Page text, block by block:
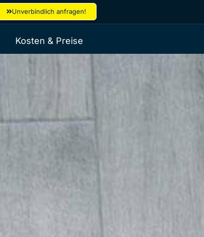
Unverbindlich anfragen!
Kosten & Preise